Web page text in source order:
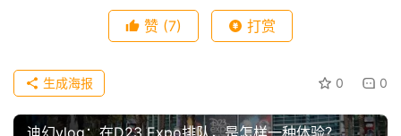
首
赞 (7) 打赏
0 0
生成海报
迪幻vlog：在D23 Expo排队，是怎样一种体验？